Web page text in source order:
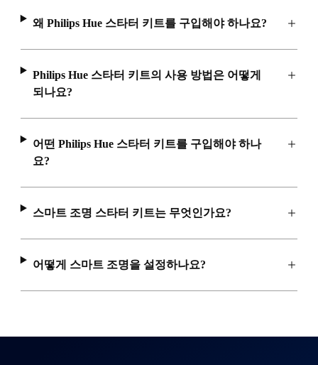
왜 Philips Hue 스타터 키트를 구입해야 하나요?
Philips Hue 스타터 키트의 사용 방법은 어떻게
되나요?
어떤 Philips Hue 스타터 키트를 구입해야 하나
요?
스마트 조명 스타터 키트는 무엇인가요?
어떻게 스마트 조명을 설정하나요?